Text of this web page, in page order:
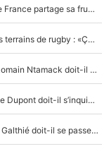
Mis de côté par Fabien Galthié, un joueur du XV de France partage sa frustration : «ils ne me l’ont pas dit tout de suite»
La raison d'être de Matthieu Jalibert en dehors des terrains de rugby : «Ça m'atteint autant que si tu touches à un membre de ma famille»
XV de France - Matthieu Jalibert a tout changé : Romain Ntamack doit-il s’inquiéter pour sa place à un an de la Coupe du monde ?
«Le XV de France est meilleur avec Lucu» : Antoine Dupont doit-il s’inquiéter pour sa place ?
Le XV de France a trouvé son remplaçant : Fabien Galthié doit-il se passer d'Antoine Dupont ?